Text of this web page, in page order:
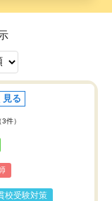
見る
3件）
校受験対策